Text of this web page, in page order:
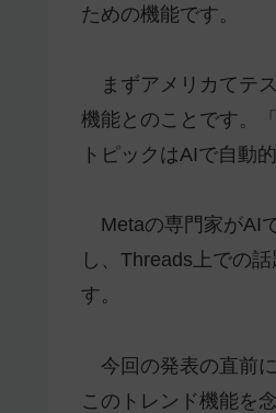
ための機能です。
まずアメリカてテ
機能とのことです。
トピックはAIで自動
Metaの専門家がAI
し、Threads上での
す。
今回の発表の直前
このトレンド機能を